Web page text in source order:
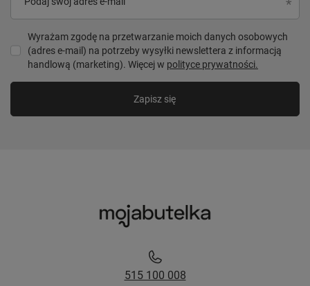
Wyrażam zgodę na przetwarzanie moich danych osobowych
(adres e-mail) na potrzeby wysyłki newslettera z informacją
handlową (marketing). Więcej w polityce prywatności.
Zapisz się
515 100 008